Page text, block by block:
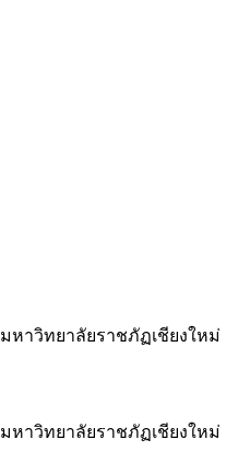
มหาวิทยาลัยราชภัฏเชียงใหม่
มหาวิทยาลัยราชภัฏเชียงใหม่